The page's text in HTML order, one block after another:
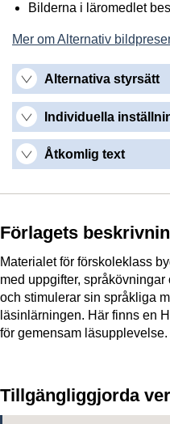
Bilderna i läromedlet
Mer om Alternativ
Alternativa styrsätt
Individuella
Åtkomlig text
Förlagets
Materialet för förskoleklass
med uppgifter,
och stimulerar sin språkliga
läsinlärningen. Här finns en
för gemensam läsupplevelse.
Tillgängliggjorda